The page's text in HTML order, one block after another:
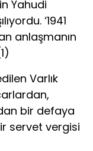
Yahudi
‘1941
anlaşmanın
Varlık
bir defaya
servet vergisi